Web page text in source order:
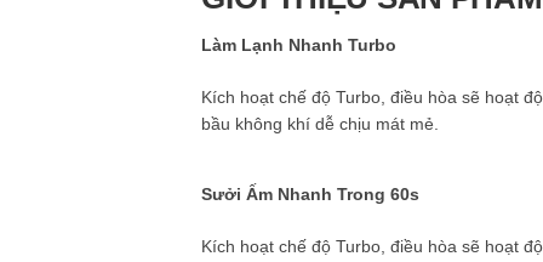
Làm Lạnh Nhanh Turbo
Kích hoạt chế độ Turbo, điều hòa sẽ hoạt
bầu không khí dễ chịu mát mẻ.
Sưởi Ấm Nhanh Trong 60s
Kích hoạt chế độ Turbo, điều hòa sẽ hoạt